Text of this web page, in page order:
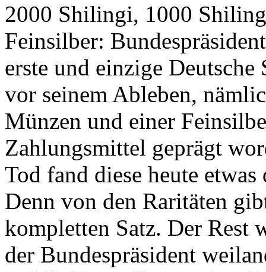
2000 Shilingi, 1000
Feinsilber:
erste und einzige Deutsche
vor seinem Ableben,
Münzen und einer
Zahlungsmittel geprägt
Tod fand diese heute
Denn von den Raritäten
kompletten Satz. Der Rest
der Bundespräsident